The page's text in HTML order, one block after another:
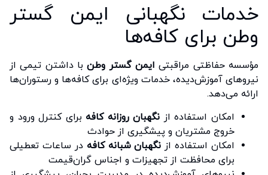
خدمات نگهبانی ایمن گستر
وطن برای کافه‌ها
مؤسسه حفاظتی مراقبتی ایمن گستر وطنبا داشتن تیمی از
نیروهای آموزش‌دیده، خدمات ویژه‌ای برای کافه‌ها و رستوران‌ها
ارائه می‌دهد.
امکان استفاده از نگهبان روزانه کافه برای کنترل ورود و
خروج مشتریان و پیشگیری از حوادث
امکان استفاده از نگهبان شبانه کافه در ساعات تعطیلی
برای محافظت از تجهیزات و اجناس گران‌قیمت